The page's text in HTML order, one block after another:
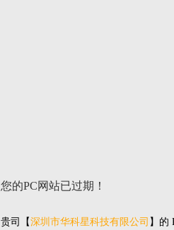
您的PC网站已过期！
贵司 【深圳市华科星科技有限公司 】的